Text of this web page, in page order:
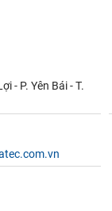
- P. Yên Bái - T.